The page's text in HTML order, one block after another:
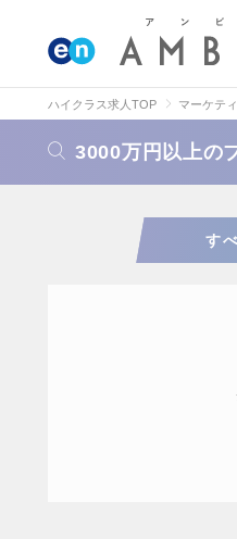
ハイクラス求人TOP マーケテ
3000万円以上の
す